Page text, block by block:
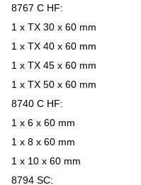
8767 C HF:
1 x TX 30 x 60 mm
1 x TX 40 x 60 mm
1 x TX 45 x 60 mm
1 x TX 50 x 60 mm
8740 C HF:
1 x 6 x 60 mm
1 x 8 x 60 mm
1 x 10 x 60 mm
8794 SC: